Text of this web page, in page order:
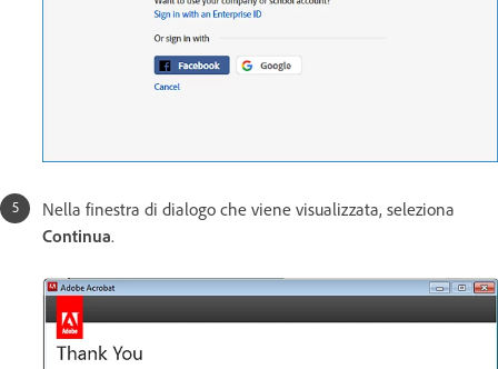
Nella finestra di dialogo che viene visualizzata, seleziona
Continua.